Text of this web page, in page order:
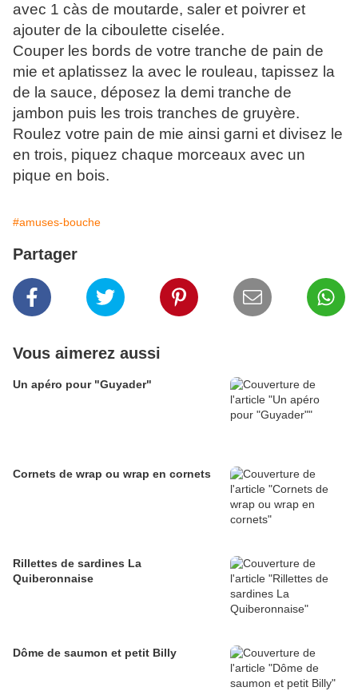
avec 1 càs de moutarde, saler et poivrer et
ajouter de la ciboulette ciselée.
Couper les bords de votre tranche de pain de
mie et aplatissez la avec le rouleau, tapissez la
de la sauce, déposez la demi tranche de
jambon puis les trois tranches de gruyère.
Roulez votre pain de mie ainsi garni et divisez le
en trois, piquez chaque morceaux avec un
pique en bois.
#amuses-bouche
Partager
Vous aimerez aussi
Un apéro pour "Guyader"
Cornets de wrap ou wrap en cornets
Rillettes de sardines La
Quiberonnaise
Dôme de saumon et petit Billy